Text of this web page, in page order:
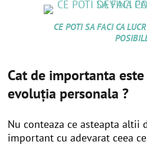
CE POTI SA FACI CA
Cat de importanta
evoluția personala ?
Nu conteaza ce asteapta altii
important cu adevarat ceea